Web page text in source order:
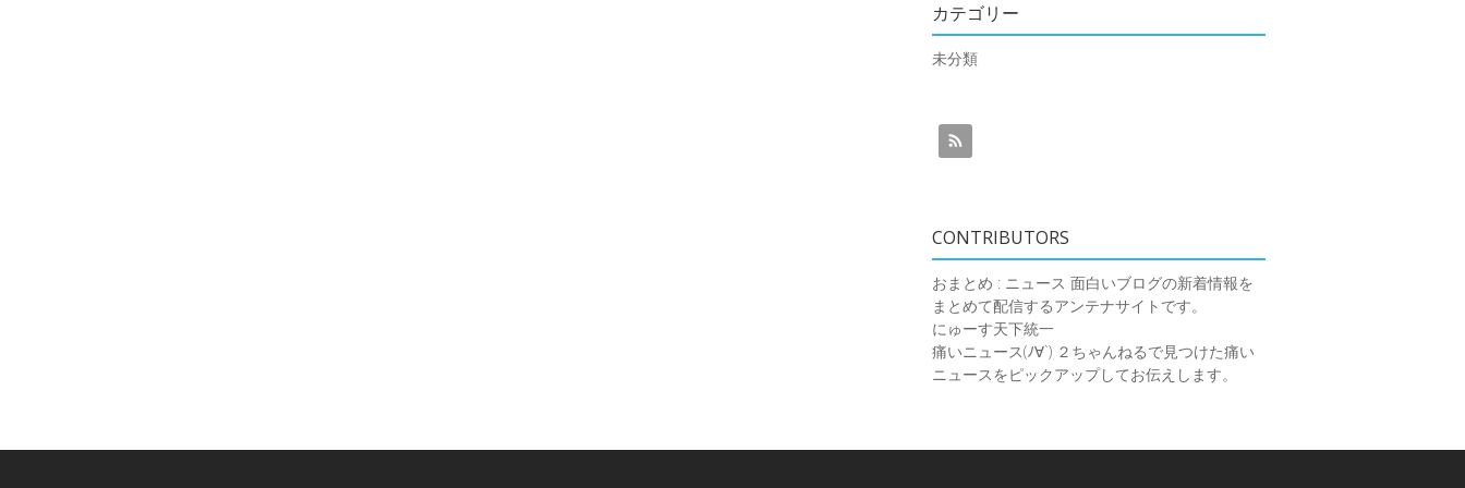
カテゴリー
未分類
CONTRIBUTORS
おまとめ : ニュース 面白いブログの新着情報を
まとめて配信するアンテナサイトです。
にゅーす天下統一
痛いニュース(ﾉ∀`) ２ちゃんねるで見つけた痛い
ニュースをピックアップしてお伝えします。